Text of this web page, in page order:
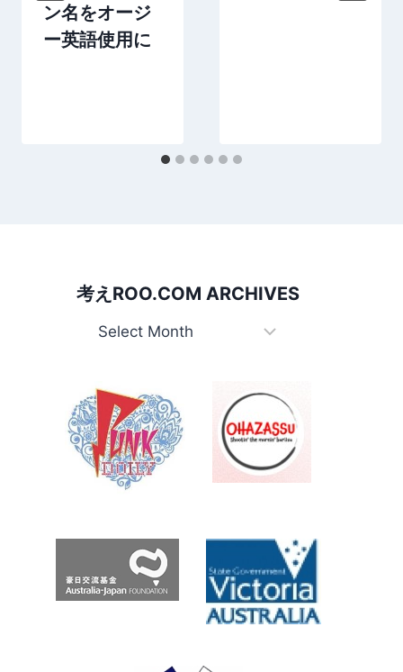
ン名をオージ
ー英語使用に
考えROO.COM ARCHIVES
考
Archives